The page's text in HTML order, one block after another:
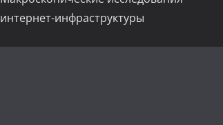
интернет-инфраструктуры